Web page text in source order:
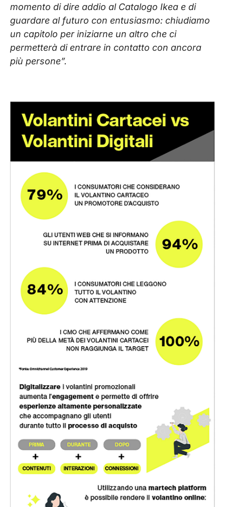
momento di dire addio al Catalogo Ikea e di
guardare al futuro con entusiasmo: chiudiamo
un capitolo per iniziarne un altro che ci
permetterà di entrare in contatto con ancora
più persone”.